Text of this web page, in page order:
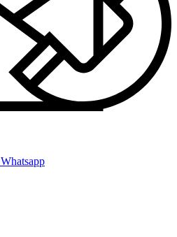
Whatsapp